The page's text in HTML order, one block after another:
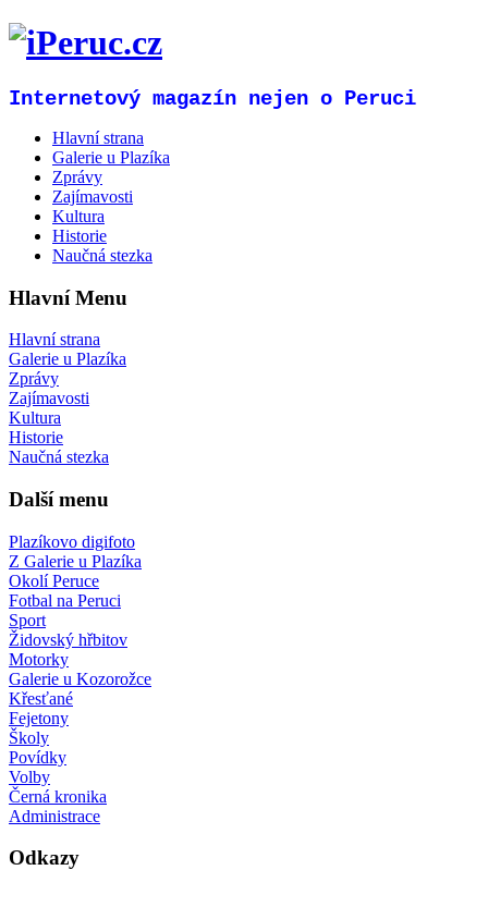
Internetový magazín nejen o Peruci
Hlavní strana
Galerie u Plazíka
Zprávy
Zajímavosti
Kultura
Historie
Naučná stezka
Hlavní Menu
Hlavní strana
Galerie u Plazíka
Zprávy
Zajímavosti
Kultura
Historie
Naučná stezka
Další menu
Plazíkovo digifoto
Z Galerie u Plazíka
Okolí Peruce
Fotbal na Peruci
Sport
Židovský hřbitov
Motorky
Galerie u Kozorožce
Křesťané
Fejetony
Školy
Povídky
Volby
Černá kronika
Administrace
Odkazy